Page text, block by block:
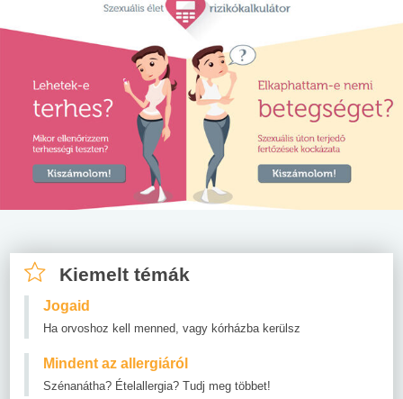
Kiemelt témák
Jogaid
Ha orvoshoz kell menned, vagy kórházba kerülsz
Mindent az allergiáról
Szénanátha? Ételallergia? Tudj meg többet!